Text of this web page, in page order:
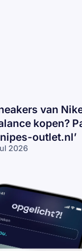
van
kopen?
outlet.nl’
2026
op